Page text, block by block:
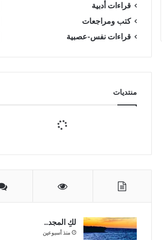
قراءات أدبية
كتب ومراجعات
قراءات نفس-عصبية
منتديات
لكِ المجد..
منذ أسبوعين